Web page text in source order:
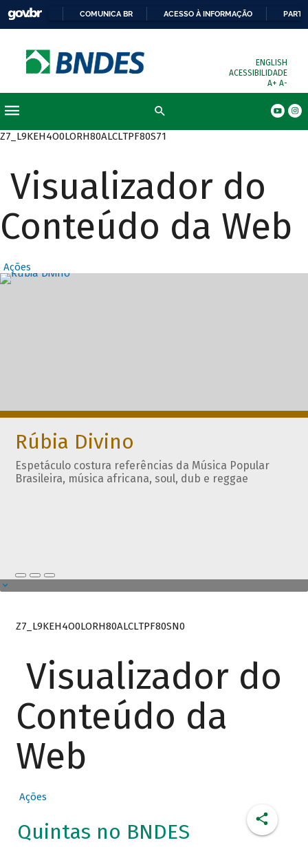
COMUNICA BR ACESSO À INFORMAÇÃO
ENGLISH
ACESSIBILIDADE
A+ A-
Z7_L9KEH4O0LORH80ALCLTPF80S71
Visualizador do
Conteúdo da Web
Ações
Destaques
Rúbia Divino
Espetáculo costura referências da Música Popular
Brasileira, música africana, soul, dub e reggae
Z7_L9KEH4O0LORH80ALCLTPF80SN0
Visualizador do
Conteúdo da
Web
Ações
Quintas no BNDES